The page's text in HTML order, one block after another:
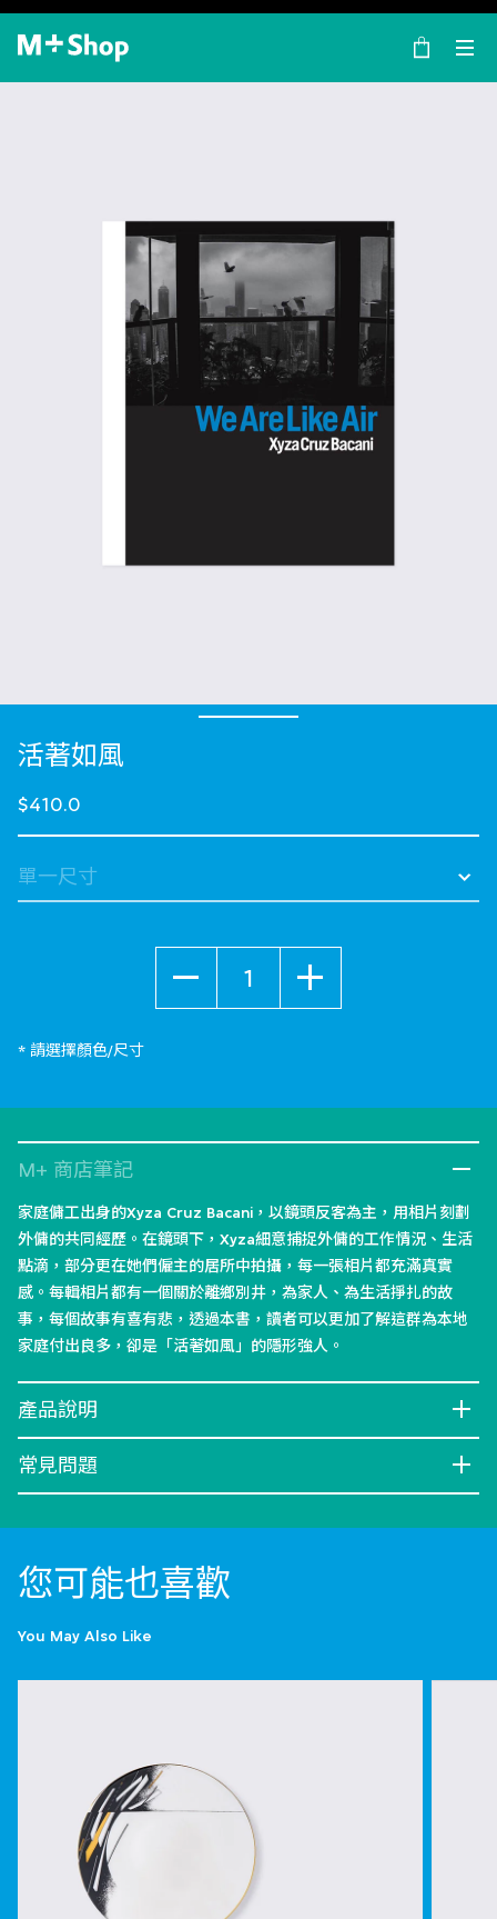
×
M+ Shop
活著如風
$410.0
* 請選擇顏色/尺寸
M+ 商店筆記
家庭傭工出身的Xyza Cruz Bacani，以鏡頭反客為主，用相片刻劃
外傭的共同經歷。在鏡頭下，Xyza細意捕捉外傭的工作情況、生活
點滴，部分更在她們僱主的居所中拍攝，每一張相片都充滿真實
感。每輯相片都有一個關於離鄉別井，為家人、為生活掙扎的故
事，每個故事有喜有悲，透過本書，讀者可以更加了解這群為本地
家庭付出良多，卻是「活著如風」的隱形強人。
產品說明
常見問題
您可能也喜歡
You May Also Like